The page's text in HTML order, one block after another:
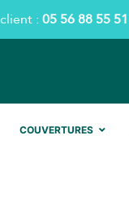
: 05 56 88 55 51
COUVERTURES